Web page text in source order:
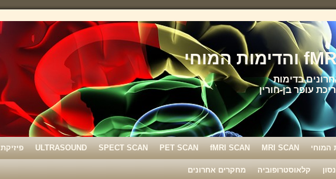
בדימות
עופר בן-חורין
MRI SCAN
fMRI SCAN
PET SCAN
SPECT SCAN
ULTRASOUND פיזיקת MRI
קלאוסטרופוביה מחקרים אחרונים